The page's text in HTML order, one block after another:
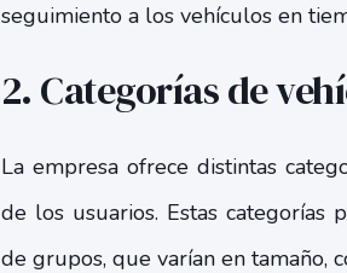
seguimiento a los vehículos en
2. Categorías de
La empresa ofrece distintas
de los usuarios. Estas categorías
de grupos, que varían en tamaño,